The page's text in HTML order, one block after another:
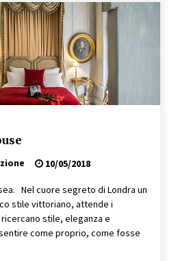
Cinque Risi Italiani Top
Rosè Italiani
10/05/2018
Nel cuore segreto di Londra un
stile vittoriano, attende i
stile, eleganza e
come proprio, come fosse